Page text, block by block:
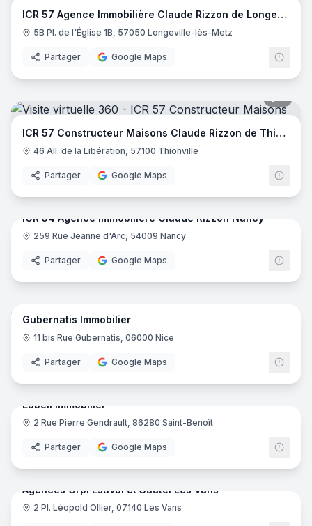
ICR 57 Agence Immobilière Claude Rizzon de Longeville-lès-Metz
5B Pl. de l'Église 1B, 57050 Longeville-lès-Metz
Partager Google Maps
ICR 57 Constructeur Maisons Claude Rizzon de Thionville
46 All. de la Libération, 57100 Thionville
Partager Google Maps
ICR 54 Agence immobilière Claude Rizzon Nancy
259 Rue Jeanne d'Arc, 54009 Nancy
Partager Google Maps
5
Gubernatis Immobilier
11 bis Rue Gubernatis, 06000 Nice
Partager Google Maps
Labell Immobilier
2 Rue Pierre Gendrault, 86280 Saint-Benoît
Partager Google Maps
Agences Orpi Estival et Sautel Les Vans
2 Pl. Léopold Ollier, 07140 Les Vans